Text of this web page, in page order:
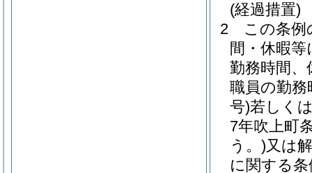
(経過措置)
2
この条例
間・休暇
勤務時間、
職員の勤務
号)若しく
7年吹上町
う。)又は
に関する条